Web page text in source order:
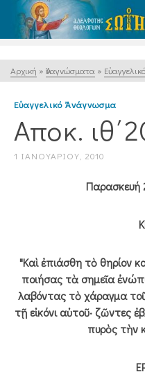
Αρχική » Ἀναγνώσματα »
Εὐαγγελικό Ἀνάγνωσμα
Αποκ.
1 ΙΑΝΟΥΑΡΊΟΥ, 2010
Παρασκευή
"Καὶ ἐπιάσθη τὸ θηρίον
ποιήσας τὰ σημεῖα
λαβόντας τὸ χάραγμα
τῇ εἰκόνι αὐτοῦ· ζῶντες
πυρὸς τὴν